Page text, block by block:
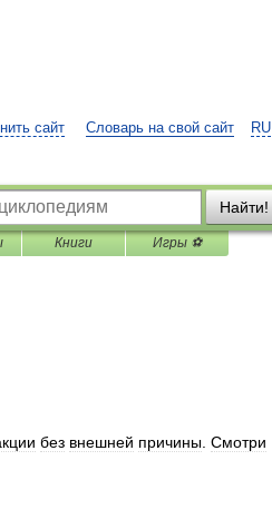
RU
сайт Словарь на свой сайт
Найти!
Книги Игры ⚽
без внешней причины Смотри